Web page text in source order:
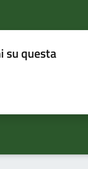
su questa